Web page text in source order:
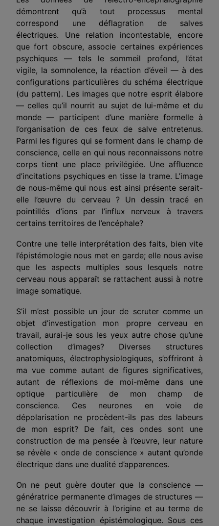
démontrent qu’à tout processus mental
correspond une déflagration de salves
électriques. Une relation incontestable, encore
que fort obscure, associe certaines expériences
psychiques — tels le sommeil profond, l’état
vigile, la somnolence, la réaction d’éveil — à des
configurations particulières du schéma électrique
(du pattern). Les images que notre esprit élabore
— celles qu’il nourrit au sujet de lui-même et du
monde — participent d’une manière formelle à
l’organisation de ces feux de salve entretenus.
Parmi les figures qui se forment dans le champ de
conscience, celle en qui nous reconnaissons notre
corps tient une place privilégiée. Une affluence
d’incitations psychiques en tisse la trame. L’image
de nous-même qui nous est ainsi présente serait-
elle l’œuvre du cerveau ? Un dessin tracé en
pointillés d’ions par l’influx nerveux à travers
certains territoires de l’encéphale?
Contre une telle interprétation des faits, bien vite
l’épistémologie nous met en garde; elle nous avise
que les aspects multiples sous lesquels notre
cerveau nous apparaît se rattachent aussi à notre
image somatique.
S’il m’est possible un jour de scruter comme un
objet d’investigation mon propre cerveau en
travail, aurai-je sous les yeux autre chose qu’une
collection d’images? Diverses structures
anatomiques, électrophysiologiques, s’offriront à
ma vue comme autant de figures significatives,
autant de réflexions de moi-même dans une
optique particulière de mon champ de
conscience. Ces neurones en voie de
dépolarisation ne procèdent-ils pas des labeurs
de mon esprit? De fait, ces ondes sont une
construction de ma pensée à l’œuvre, leur nature
se révèle « onde de conscience » autant qu’onde
électrique dans une dualité d’apparences.
On ne peut guère douter que la conscience —
génératrice permanente d’images de structures —
ne se laisse découvrir à l’origine et au terme de
chaque investigation épistémologique. Sous ces